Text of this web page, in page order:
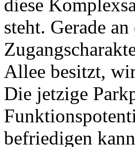
diese
steht. Gerade
Allee besitzt,
Die jetzige
befriedigen